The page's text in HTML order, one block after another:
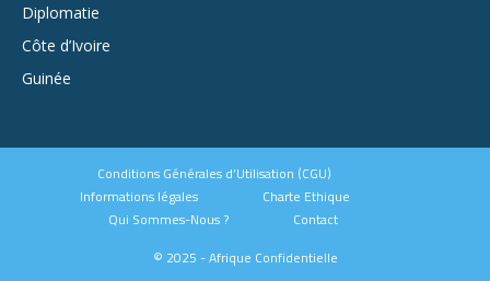
Diplomatie
Côte d’Ivoire
Guinée
Conditions Générales d’Utilisation (CGU)
Informations légales
Charte Ethique
Qui Sommes-Nous ?
Contact
© 2025 - Afrique Confidentielle